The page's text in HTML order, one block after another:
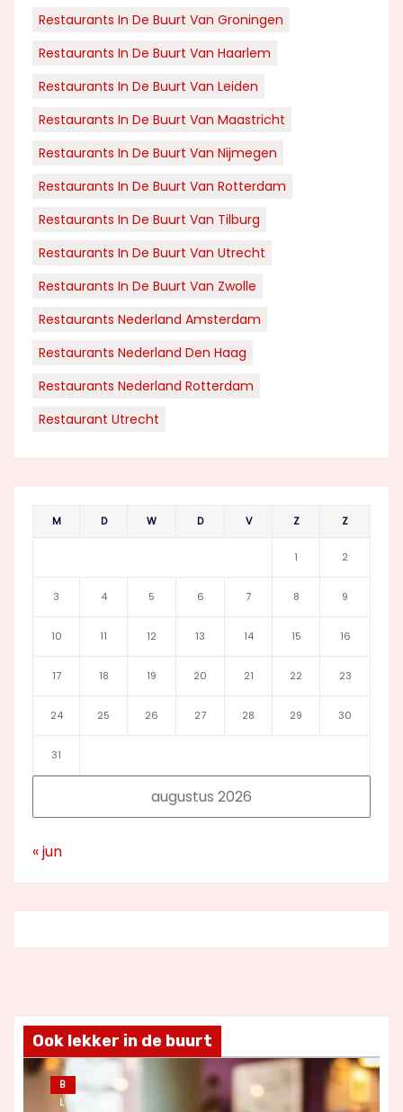
Restaurants In De Buurt Van Groningen
Restaurants In De Buurt Van Haarlem
Restaurants In De Buurt Van Leiden
Restaurants In De Buurt Van Maastricht
Restaurants In De Buurt Van Nijmegen
Restaurants In De Buurt Van Rotterdam
Restaurants In De Buurt Van Tilburg
Restaurants In De Buurt Van Utrecht
Restaurants In De Buurt Van Zwolle
Restaurants Nederland Amsterdam
Restaurants Nederland Den Haag
Restaurants Nederland Rotterdam
Restaurant Utrecht
augustus 2026
M D W D V Z Z
1 2
3 4 5 6 7 8 9
10 11 12 13 14 15 16
17 18 19 20 21 22 23
24 25 26 27 28 29 30
31
« jun
Ook lekker in de buurt
B
L